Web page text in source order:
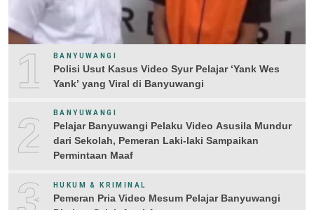
1 BANYUWANGI
Polisi Usut Kasus Video Syur Pelajar ‘Yank Wes
Yank’ yang Viral di Banyuwangi
2 BANYUWANGI
Pelajar Banyuwangi Pelaku Video Asusila Mundur
dari Sekolah, Pemeran Laki-laki Sampaikan
Permintaan Maaf
HUKUM & KRIMINAL
Pemeran Pria Video Mesum Pelajar Banyuwangi